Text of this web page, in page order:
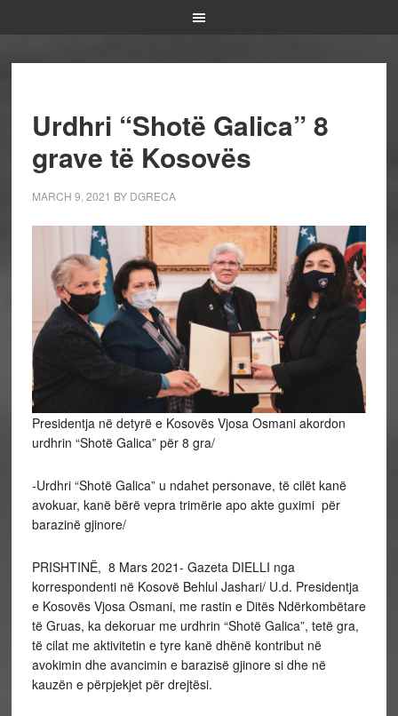
Urdhri “Shotë Galica” 8
grave të Kosovës
MARCH 9, 2021 BY DGRECA
Presidentja në detyrë e Kosovës Vjosa Osmani akordon
urdhrin “Shotë Galica” për 8 gra/
-Urdhri “Shotë Galica” u ndahet personave, të cilët kanë
avokuar, kanë bërë vepra trimërie apo akte guximi për
barazinë gjinore/
PRISHTINË, 8 Mars 2021­- Gazeta DIELLI nga
korrespondenti në Kosovë Behlul Jashari/ U.d. Presidentja
e Kosovës Vjosa Osmani, me rastin e Ditës Ndërkombëtare
të Gruas, ka dekoruar me urdhrin “Shotë Galica”, tetë gra,
të cilat me aktivitetin e tyre kanë dhënë kontribut në
avokimin dhe avancimin e barazisë gjinore si dhe në
kauzën e përpjekjet për drejtësi.